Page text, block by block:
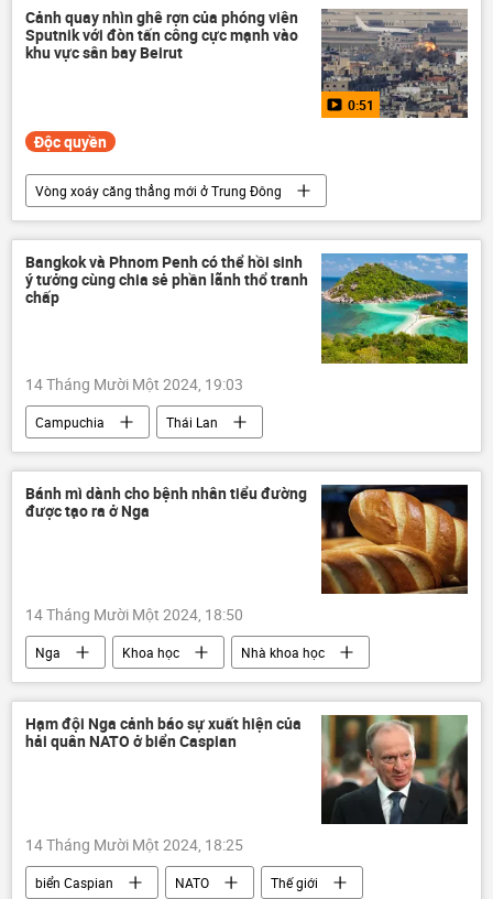
Chính trị thông tin Kinh tế
Cảnh quay nhìn ghê rợn của phóng viên
Sputnik với đòn tấn công cực mạnh vào
khu vực sân bay Beirut
0:51
Độc quyền
Vòng xoáy căng thẳng mới ở Trung Đông
Video
Sân bay
Lebanon
Thế giới
tấn công
Bangkok và Phnom Penh có thể hồi sinh
ý tưởng cùng chia sẻ phần lãnh thổ tranh
chấp
14 Tháng Mười Một 2024, 19:03
Campuchia
Thái Lan
tranh chấp lãnh thổ
Thế giới
thông tin
Chính trị
tranh chấp
Bangkok
Bánh mì dành cho bệnh nhân tiểu đường
được tạo ra ở Nga
14 Tháng Mười Một 2024, 18:50
Nga Khoa học
Nhà khoa học
bánh mì
bệnh tiểu đường
bệnh
công nghệ
sản xuất
Thế giới
thông tin
y tế
Hạm đội Nga cảnh báo sự xuất hiện của
hải quân NATO ở biển Caspian
14 Tháng Mười Một 2024, 18:25
biển Caspian NATO
Thế giới